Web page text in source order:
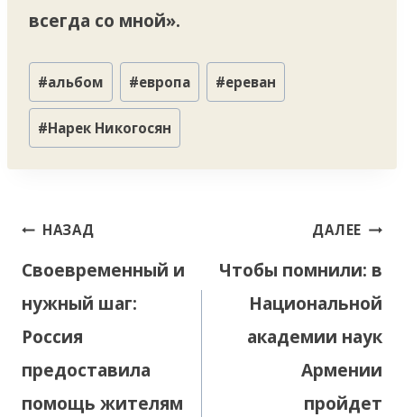
всегда со мной».
Метки
записи:
#альбом #европа #ереван
#Нарек Никогосян
Навигация
записям
НАЗАД
Своевременный и
нужный шаг:
Россия
предоставила
помощь жителям
ДАЛЕЕ
Чтобы помнили: в
Национальной
академии наук
Армении
пройдет